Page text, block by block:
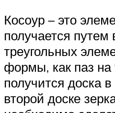
Косоур – это
получается путем
треугольных
формы, как паз на
получится доска
второй доске